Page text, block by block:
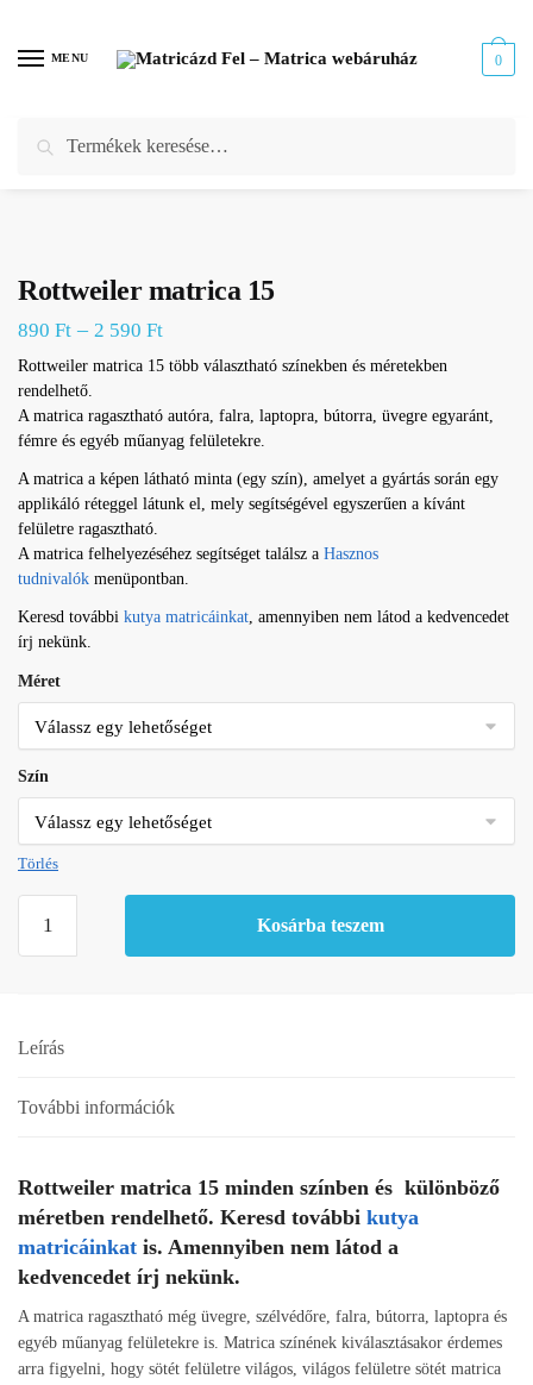
navigation
content
MENU 0
Kezdőlap / Webáruház / Kutya matrica
Rottweiler matrica 15
890 Ft – 2 590 Ft
Rottweiler matrica 15 több választható színekben és méretekben
rendelhető.
A matrica ragasztható autóra, falra, laptopra, bútorra, üvegre egyaránt,
fémre és egyéb műanyag felületekre.
A matrica a képen látható minta (egy szín), amelyet a gyártás során egy
applikáló réteggel látunk el, mely segítségével egyszerűen a kívánt
felületre ragasztható.
A matrica felhelyezéséhez segítséget találsz a Hasznos
tudnivalók menüpontban.
Keresd további kutya matricáinkat, amennyiben nem látod a kedvencedet
írj nekünk.
Méret
Szín
Törlés
matrica
Kosárba teszem
Leírás
További információk
Rottweiler matrica 15 minden színben és különböző
méretben rendelhető. Keresd további kutya
matricáinkat is. Amennyiben nem látod a
kedvencedet írj nekünk.
A matrica ragasztható még üvegre, szélvédőre, falra, bútorra, laptopra és
egyéb műanyag felületekre is. Matrica színének kiválasztásakor érdemes
arra figyelni, hogy sötét felületre világos, világos felületre sötét matrica